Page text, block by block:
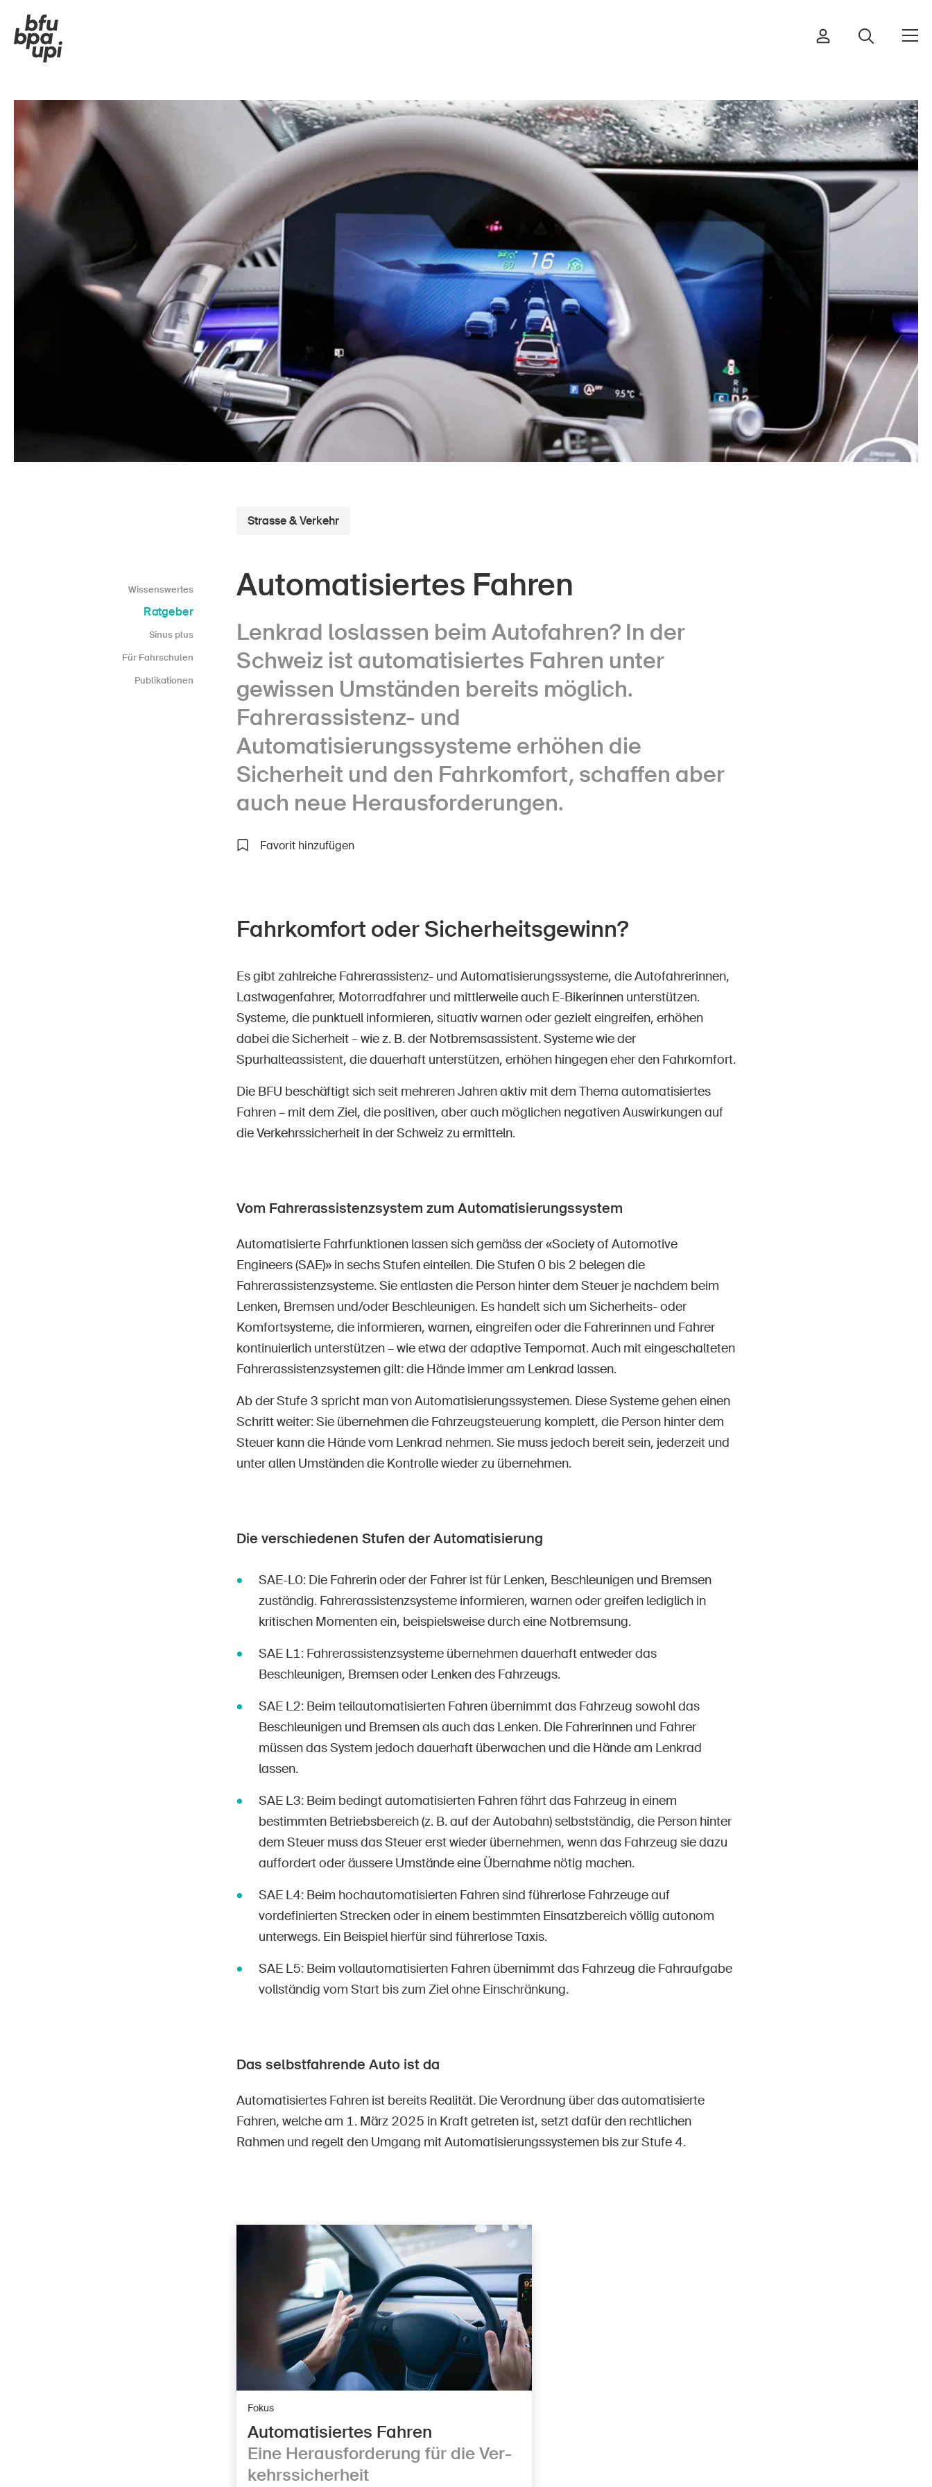
Strasse & Verkehr
Sport & Bewegung
Zuhause & Garten
Gebäude & Anlagen
In der Kindheit
Im Alter
In der Schule
Im Unternehmen
Politik
Sinus Plus
Kampagnen
Offene Stellen
Bestellen & herunterladen
Sichere Produkte
Rechtsfragen & Gerichtsentscheide
Sicherheitsdelegierte & Gemeinden
Kontakt & Beratung
Startseite Newsletter abonnieren
Wissenswertes
Ratgeber
Sinus plus
Für Fahrschulen
Publikationen
Strasse & Verkehr
Automatisiertes Fahren
Lenkrad loslassen beim Autofahren? In der
Schweiz ist automatisiertes Fahren unter
gewissen Umständen bereits möglich.
Fahrerassistenz- und
Automatisierungssysteme erhöhen die
Sicherheit und den Fahrkomfort, schaffen aber
auch neue Herausforderungen.
Favorit hinzufügen
Fahrkomfort oder Sicherheitsgewinn?
Es gibt zahlreiche Fahrerassistenz- und Automatisierungssysteme, die Autofahrerinnen,
Lastwagenfahrer, Motorradfahrer und mittlerweile auch E-Bikerinnen unterstützen.
Systeme, die punktuell informieren, situativ warnen oder gezielt eingreifen, erhöhen
dabei die Sicherheit – wie z. B. der Notbremsassistent. Systeme wie der
Spurhalteassistent, die dauerhaft unterstützen, erhöhen hingegen eher den Fahrkomfort.
Die BFU beschäftigt sich seit mehreren Jahren aktiv mit dem Thema automatisiertes
Fahren – mit dem Ziel, die positiven, aber auch möglichen negativen Auswirkungen auf
die Verkehrssicherheit in der Schweiz zu ermitteln.
Vom Fahrerassistenzsystem zum Automatisierungssystem
Automatisierte Fahrfunktionen lassen sich gemäss der «Society of Automotive
Engineers (SAE)» in sechs Stufen einteilen. Die Stufen 0 bis 2 belegen die
Fahrerassistenzsysteme. Sie entlasten die Person hinter dem Steuer je nachdem beim
Lenken, Bremsen und/oder Beschleunigen. Es handelt sich um Sicherheits- oder
Komfortsysteme, die informieren, warnen, eingreifen oder die Fahrerinnen und Fahrer
kontinuierlich unterstützen – wie etwa der adaptive Tempomat. Auch mit eingeschalteten
Fahrerassistenzsystemen gilt: die Hände immer am Lenkrad lassen.
Ab der Stufe 3 spricht man von Automatisierungssystemen. Diese Systeme gehen einen
Schritt weiter: Sie übernehmen die Fahrzeugsteuerung komplett, die Person hinter dem
Steuer kann die Hände vom Lenkrad nehmen. Sie muss jedoch bereit sein, jederzeit und
unter allen Umständen die Kontrolle wieder zu übernehmen.
Die verschiedenen Stufen der Automatisierung
SAE-L0: Die Fahrerin oder der Fahrer ist für Lenken, Beschleunigen und Bremsen
zuständig. Fahrerassistenzsysteme informieren, warnen oder greifen lediglich in
kritischen Momenten ein, beispielsweise durch eine Notbremsung.
SAE L1: Fahrerassistenzsysteme übernehmen dauerhaft entweder das
Beschleunigen, Bremsen oder Lenken des Fahrzeugs.
SAE L2: Beim teilautomatisierten Fahren übernimmt das Fahrzeug sowohl das
Beschleunigen und Bremsen als auch das Lenken. Die Fahrerinnen und Fahrer
müssen das System jedoch dauerhaft überwachen und die Hände am Lenkrad
lassen.
SAE L3: Beim bedingt automatisierten Fahren fährt das Fahrzeug in einem
bestimmten Betriebsbereich (z. B. auf der Autobahn) selbstständig, die Person hinter
dem Steuer muss das Steuer erst wieder übernehmen, wenn das Fahrzeug sie dazu
auffordert oder äussere Umstände eine Übernahme nötig machen.
SAE L4: Beim hochautomatisierten Fahren sind führerlose Fahrzeuge auf
vordefinierten Strecken oder in einem bestimmten Einsatzbereich völlig autonom
unterwegs. Ein Beispiel hierfür sind führerlose Taxis.
SAE L5: Beim vollautomatisierten Fahren übernimmt das Fahrzeug die Fahraufgabe
vollständig vom Start bis zum Ziel ohne Einschränkung.
Das selbstfahrende Auto ist da
Automatisiertes Fahren ist bereits Realität. Die Verordnung über das automatisierte
Fahren, welche am 1. März 2025 in Kraft getreten ist, setzt dafür den rechtlichen
Rahmen und regelt den Umgang mit Automatisierungssystemen bis zur Stufe 4.
Au­to­ma­ti­siertes Fahren
Eine He­raus­for­de­rung für die Ver­
kehrs­si­che­rheit
Fokus